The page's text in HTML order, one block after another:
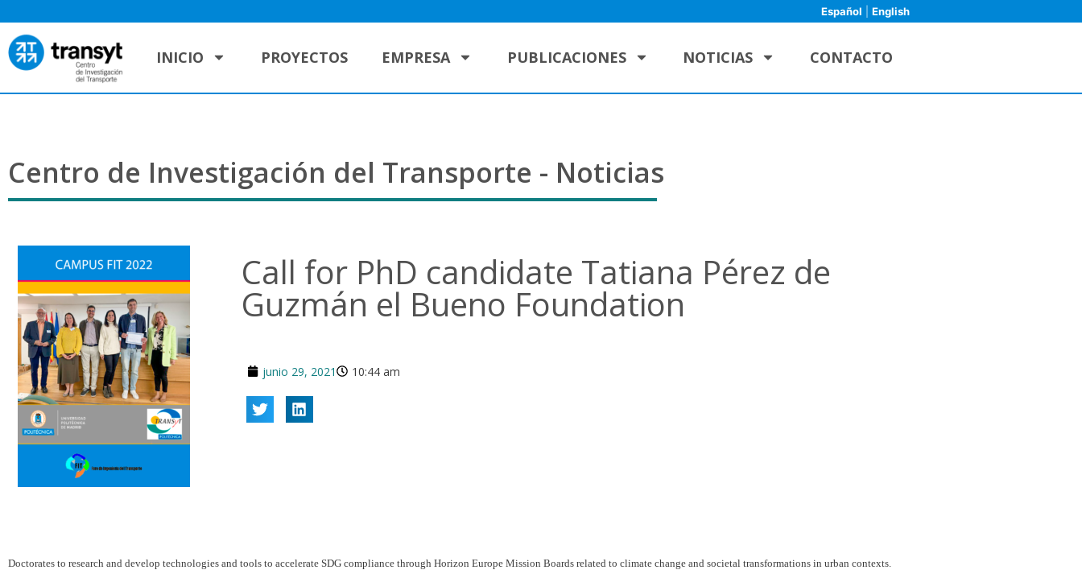
Español English
INICIO PROYECTOS EMPRESA PUBLICACIONES NOTICIAS CONTACTO
Centro de Investigación del Transporte - Noticias
Call for PhD candidate Tatiana Pérez de
Guzmán el Bueno Foundation
junio 29, 2021 10:44 am
Doctorates to research and develop technologies and tools to accelerate SDG compliance through Horizon Europe Mission Boards related to climate change and societal transformations in urban contexts.